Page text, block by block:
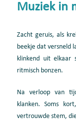
Muziek in
Zacht geruis, als
beekje dat versneld
klinkend uit elkaar
ritmisch bonzen.
Na verloop van
klanken. Soms
vertrouwde stem,